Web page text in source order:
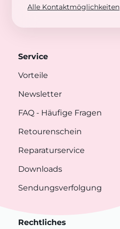
Alle Kontaktmöglichkeiten
Service
Vorteile
Newsletter
FAQ - Häufige Fragen
Retourenschein
Reparaturservice
Downloads
Sendungsverfolgung
Rechtliches